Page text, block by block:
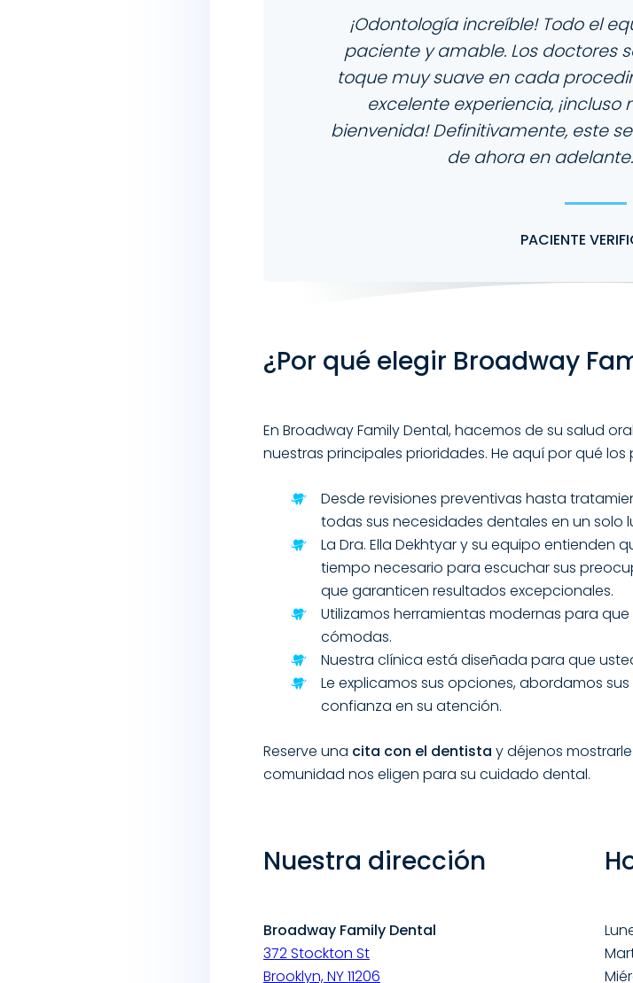
¡Odontología increíble! Todo el
paciente y amable. Los doctores
toque muy suave en cada
excelente experiencia,
bienvenida! Definitivamente, este
de ahora en adelante.
PACIENTE
¿Por qué elegir Broadway
En Broadway Family Dental, hacemos de su salud
nuestras principales prioridades. He aquí por qué
Desde revisiones preventivas hasta
todas sus necesidades dentales en un solo
La Dra. Ella Dekhtyar y su equipo entienden
tiempo necesario para escuchar sus
que garanticen resultados excepcionales.
Utilizamos herramientas modernas para
cómodas.
Nuestra clínica está diseñada para que
Le explicamos sus opciones, abordamos
confianza en su atención.
Reserve una cita con el dentista y déjenos
comunidad nos eligen para su cuidado dental.
Nuestra dirección
Broadway Family Dental
372 Stockton St
Brooklyn, NY 11206